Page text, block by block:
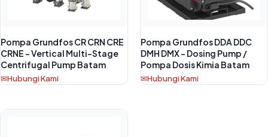
Pompa Grundfos CR CRN CRE
CRNE – Vertical Multi-Stage
Centrifugal Pump Batam
Hubungi Kami
Pompa Grundfos DDA DDC
DMH DMX – Dosing Pump /
Pompa Dosis Kimia Batam
Hubungi Kami